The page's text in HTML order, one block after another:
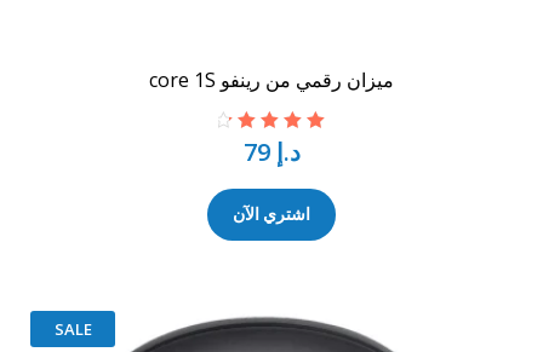
ميزان رقمي من رينفو core 1S
تم التقييم
4.50من 5
د.إ 79
اشتري الآن
SALE